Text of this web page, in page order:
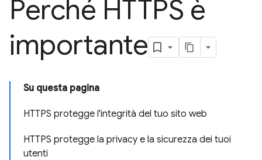
Perché HTTPS è
importante
Su questa pagina
HTTPS protegge l'integrità del tuo sito web
HTTPS protegge la privacy e la sicurezza dei tuoi
utenti